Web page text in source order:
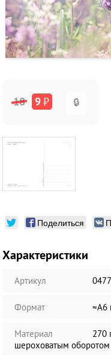
18 9₽ 🔒
Поделиться
Характеристики
Артикул 0477
Формат ≈А6
Материал
270
шероховатым оборотом